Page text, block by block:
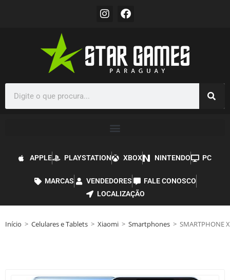
APPLE PLAYSTATION XBOX NINTENDO PC
MARCAS VENDEDORES
FALE CONOSCO
LOCALIZAÇÃO
Início > Celulares e Tablets > Xiaomi > Smartphones > SMARTPHONE